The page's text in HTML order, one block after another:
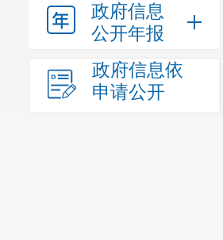
政府信息
公开年报
政府信息依
申请公开